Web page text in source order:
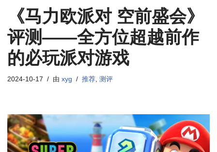
《马力欧派对 空前盛会》
评测——全方位超越前作
的必玩派对游戏
2024-10-17 由 xyg 推荐 测评